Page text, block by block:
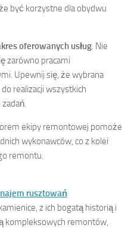
być korzystne dla obydwu
oferowanych usług . Nie
zarówno pracami
Upewnij się, że wybrana
realizacji wszystkich
ekipy remontowej pomoże
wykonawców, co z kolei
remontu.
rusztowań
z ich bogatą historią i
kompleksowych remontów,